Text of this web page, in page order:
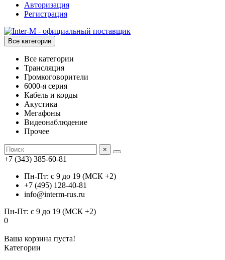
Авторизация
Регистрация
Все категории
Все категории
Трансляция
Громкоговорители
6000-я серия
Кабель и корды
Акустика
Мегафоны
Видеонаблюдение
Прочее
×
+7 (343) 385-60-81
Пн-Пт: с 9 до 19 (МСК +2)
+7 (495) 128-40-81
info@interm-rus.ru
Пн-Пт: с 9 до 19 (МСК +2)
0
Ваша корзина пуста!
Категории